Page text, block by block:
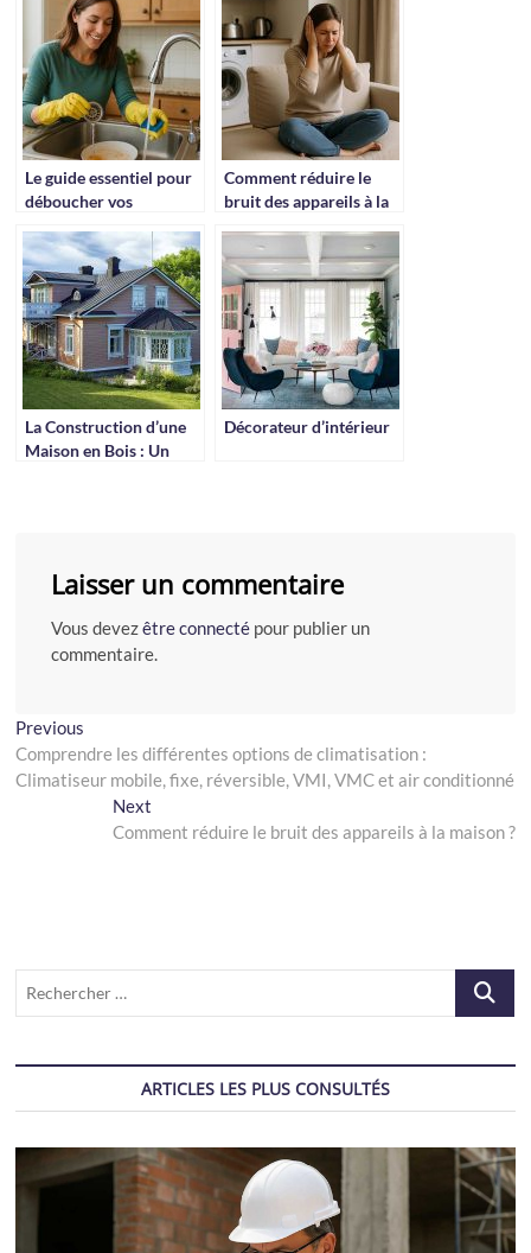
Le guide essentiel pour
déboucher vos
Comment réduire le
bruit des appareils à la
La Construction d’une
Maison en Bois : Un
Décorateur d’intérieur
Laisser un commentaire
Vous devezêtre connecté pour publier un
commentaire.
Navigation
de
l’article
Previous
post:
Comprendre les différentes options de climatisation :
Climatiseur mobile, fixe, réversible, VMI, VMC et air conditionné
NextNext
post:
Comment réduire le bruit des appareils à la maison ?
ARTICLES LES PLUS CONSULTÉS